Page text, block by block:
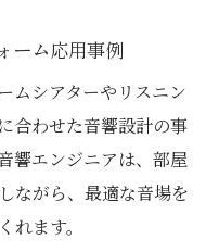
ーム応用事例
ムシアターやリスニン
合わせた音響設計の事
響エンジニアは、部屋
ながら、最適な音場を
ます。